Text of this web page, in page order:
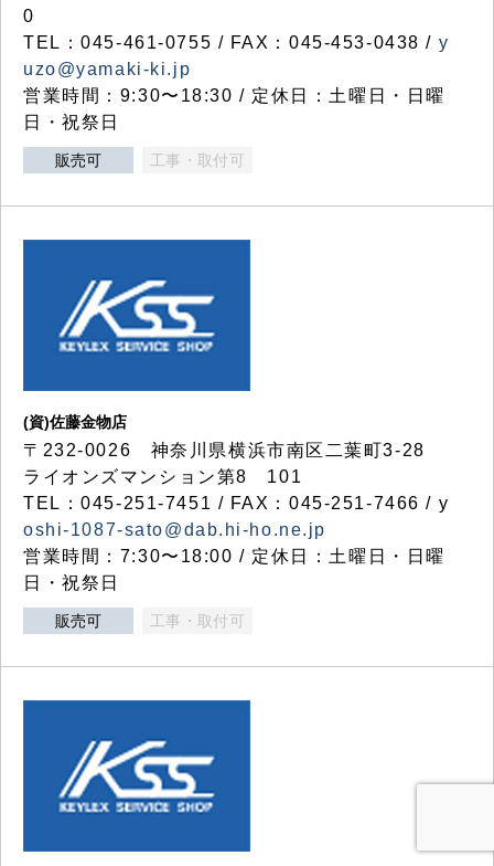
0
TEL：045-461-0755 / FAX：045-453-0438 / y
uzo@yamaki-ki.jp
営業時間：9:30〜18:30 / 定休日：土曜日・日曜
日・祝祭日
販売可 工事・取付可
(資)佐藤金物店
〒232-0026 神奈川県横浜市南区二葉町3-28
ライオンズマンション第8 101
TEL：045-251-7451 / FAX：045-251-7466 / y
oshi-1087-sato@dab.hi-ho.ne.jp
営業時間：7:30〜18:00 / 定休日：土曜日・日曜
日・祝祭日
販売可 工事・取付可